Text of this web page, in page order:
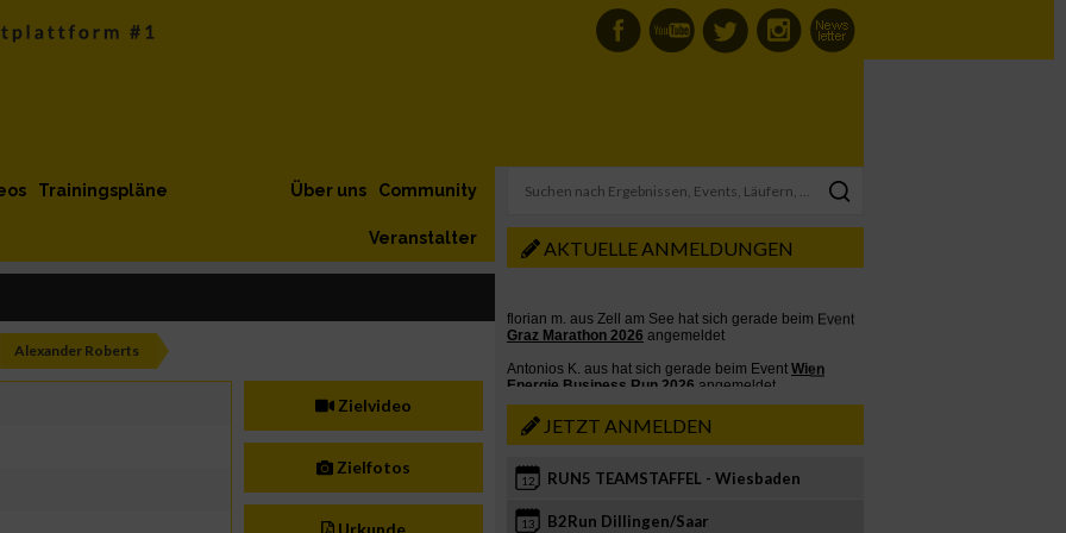
Trainingspläne Community
Über uns
Veranstalter
Alexander Roberts
Zielvideo
Zielfotos
Urkunde
AKTUELLE ANMELDUNGEN
JETZT ANMELDEN
12 RUN5 TEAMSTAFFEL - Wiesbaden
13 B2Run Dillingen/Saar